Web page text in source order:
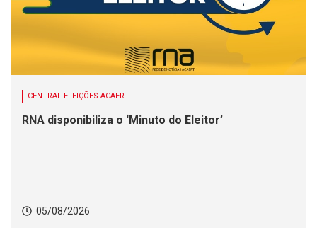
CENTRAL ELEIÇÕES ACAERT
RNA disponibiliza o ‘Minuto do Eleitor’
05/08/2026